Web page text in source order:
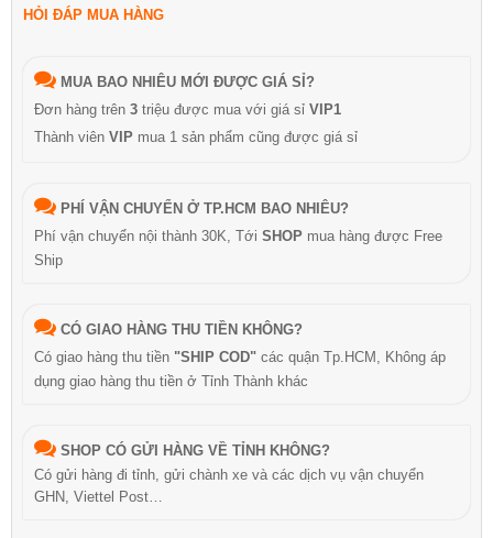
HỎI ĐÁP MUA HÀNG
MUA BAO NHIÊU MỚI ĐƯỢC GIÁ SỈ?
Đơn hàng trên 3 triệu được mua với giá sỉ VIP1
Thành viên VIP mua 1 sản phẩm cũng được giá sỉ
PHÍ VẬN CHUYỂN Ở TP.HCM BAO NHIÊU?
Phí vận chuyển nội thành 30K, Tới SHOP mua hàng được Free
Ship
CÓ GIAO HÀNG THU TIỀN KHÔNG?
Có giao hàng thu tiền "SHIP COD" các quận Tp.HCM, Không áp
dụng giao hàng thu tiền ở Tỉnh Thành khác
SHOP CÓ GỬI HÀNG VỀ TỈNH KHÔNG?
Có gửi hàng đi tỉnh, gửi chành xe và các dịch vụ vận chuyển
GHN, Viettel Post…